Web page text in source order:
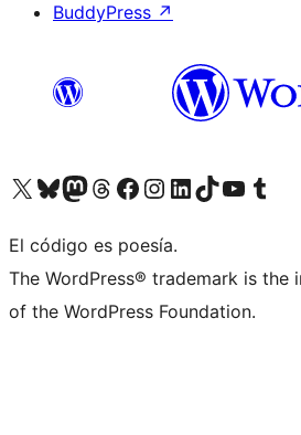
BuddyPress ↗
Visita nuestra cuenta de X (anteriormente Twitter)
Visit our Bluesky account
Visit our Mastodon account
Visit our Threads account
Visita nuestra página de Facebook
Visita nuestra cuenta de Instagram
Visita nuestra cuenta de LinkedIn
Visit our TikTok account
Visita nuestro canal de
Visit our
El código es poesía.
The WordPress® trademark is
of the WordPress Foundation.